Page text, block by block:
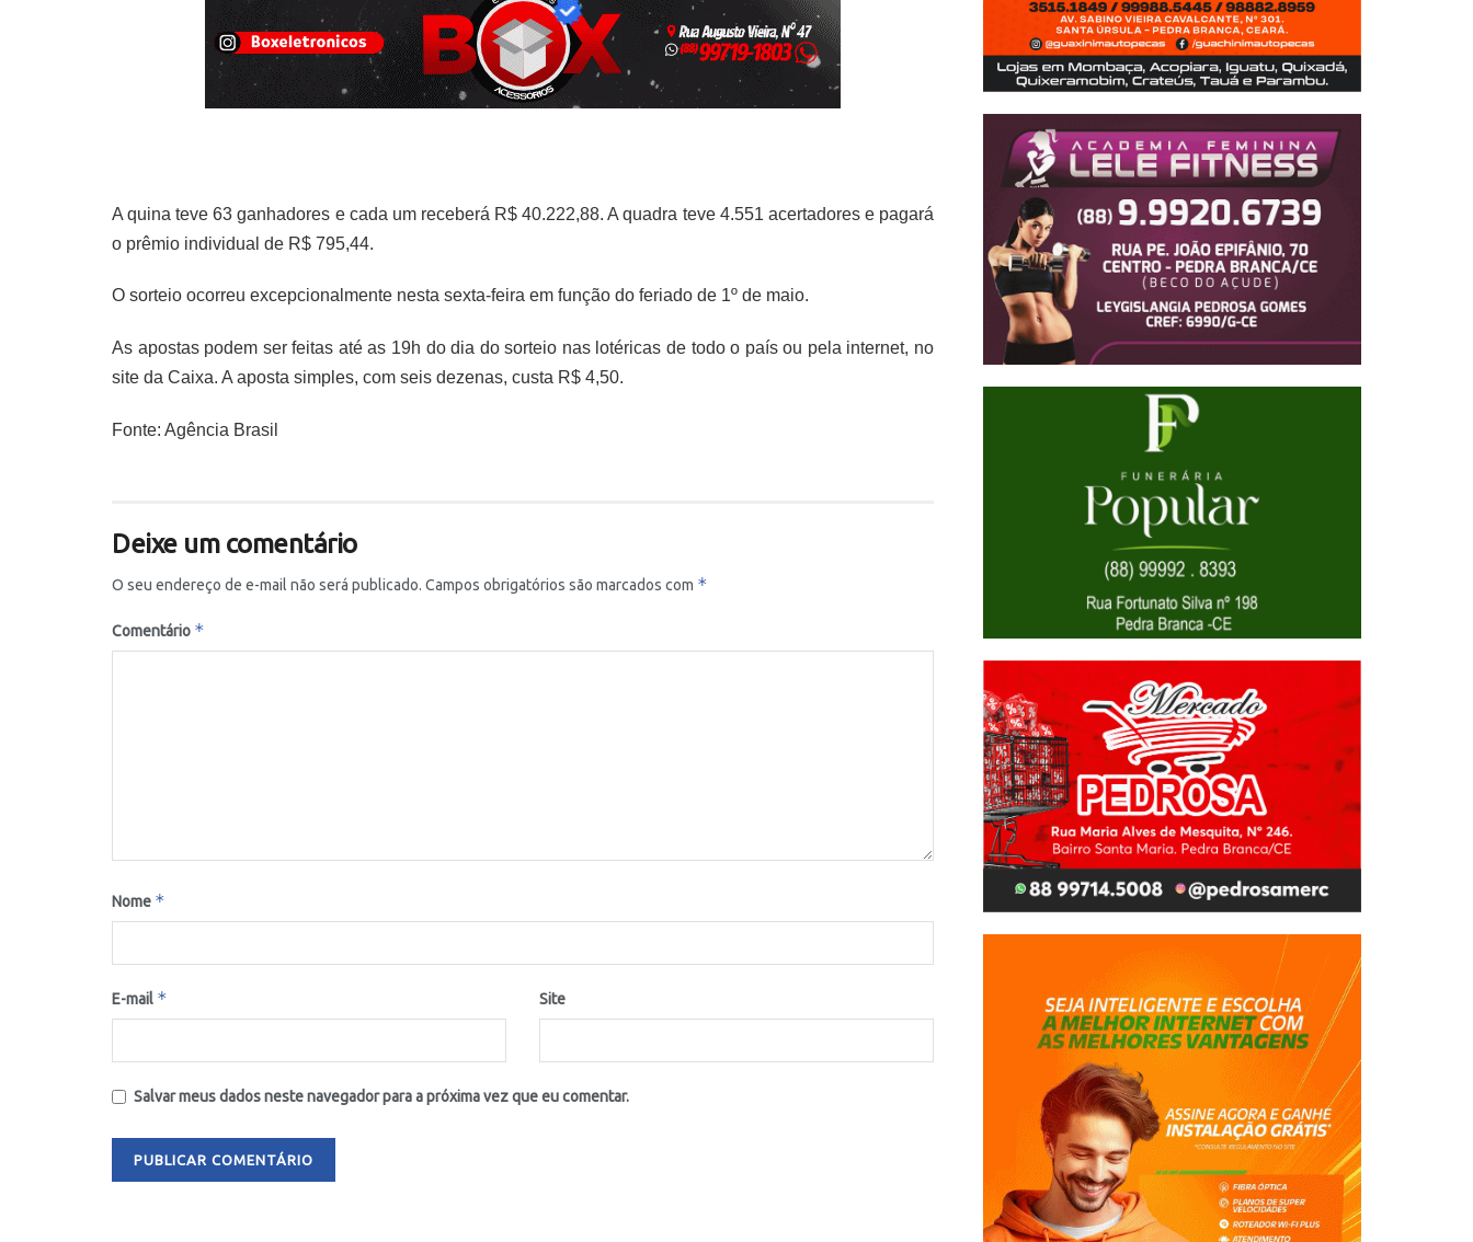
A quina teve 63 ganhadores e cada um receberá R$ 40.222,88. A quadra teve 4.551 acertadores e pagará
o prêmio individual de R$ 795,44.
O sorteio ocorreu excepcionalmente nesta sexta-feira em função do feriado de 1º de maio.
As apostas podem ser feitas até as 19h do dia do sorteio nas lotéricas de todo o país ou pela internet, no
site da Caixa. A aposta simples, com seis dezenas, custa R$ 4,50.
Fonte: Agência Brasil
Deixe um comentário
O seu endereço de e-mail não será publicado. Campos obrigatórios são marcados com *
Comentário *
Nome *
E-mail * Site
Salvar meus dados neste navegador para a próxima vez que eu comentar.